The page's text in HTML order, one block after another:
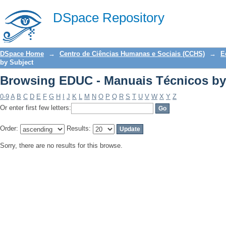
DSpace Repository
Browsing EDUC - Manuais Técnicos
DSpace Home → Centro de Ciências Humanas e Sociais (CCHS) →
by Subject
Browsing EDUC - Manuais Técnicos
0-9 A B C D E F G H J K L M N O P Q R S T U V W X Y Z
Or enter first few letters:
Order: Results:
Sorry, there are no results for this browse.